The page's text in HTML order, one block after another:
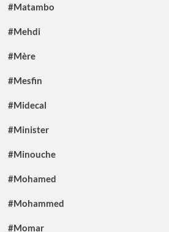
#Matambo
#Mehdi
#Mère
#Mesfin
#Midecal
#Minister
#Minouche
#Mohamed
#Mohammed
#Momar